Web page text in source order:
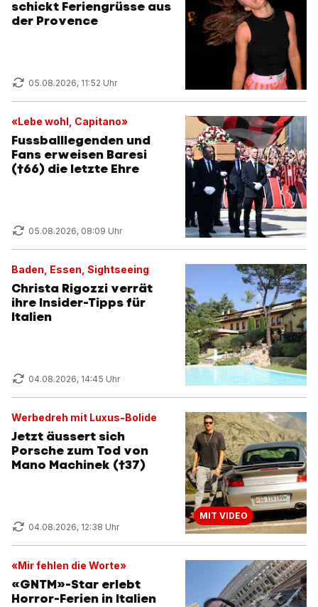
schickt Feriengrüsse aus
der Provence
05.08.2026, 11:52 Uhr
«Lebe wohl, Capitano»
Fussballlegenden und
Fans erweisen Baresi
(†66) die letzte Ehre
05.08.2026, 08:09 Uhr
Baden, Essen, Sightseeing
Christa Rigozzi verrät
ihre Insider-Tipps für
Italien
04.08.2026, 14:45 Uhr
Werbedreh mit Luxus-Bolide
Jetzt äussert sich
Porsche zum Tod von
Mano Machinek (†37)
04.08.2026, 12:38 Uhr
MIT VIDEO
«Mir fehlen die Worte»
«GNTM»-Star erlebt
Horror-Ferien in Italien